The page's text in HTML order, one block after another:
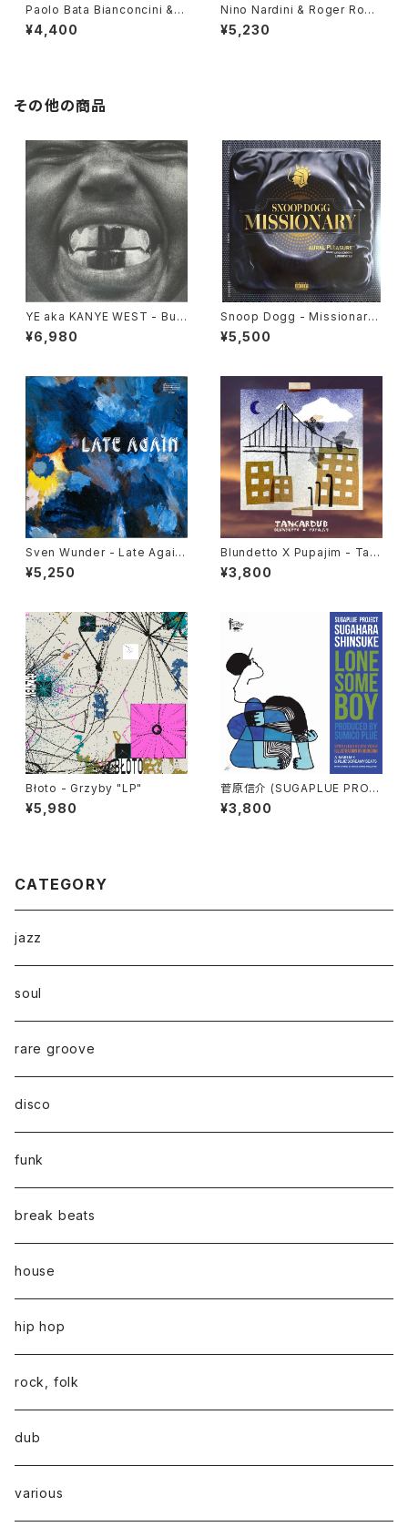
Paolo Bata Bianconcini & C
ircolo Psiconautico - Asap
ani "LP"
¥4,400
Nino Nardini & Roger Roge
r - Jungle Obsession "LP"
¥5,230
その他の商品
YE aka KANYE WEST - Bull
y "LP"
¥6,980
Snoop Dogg - Missionary
"LP"
¥5,500
Sven Wunder - Late Again
"LP"
¥5,250
Blundetto X Pupajim - Tan
cardub "LP"
¥3,800
Błoto - Grzyby "LP"
¥5,980
菅原信介 (SUGAPLUE PROJ
ECT) - LONESOME BOY
"7"
¥3,800
CATEGORY
jazz
soul
rare groove
disco
funk
break beats
house
hip hop
rock, folk
dub
various